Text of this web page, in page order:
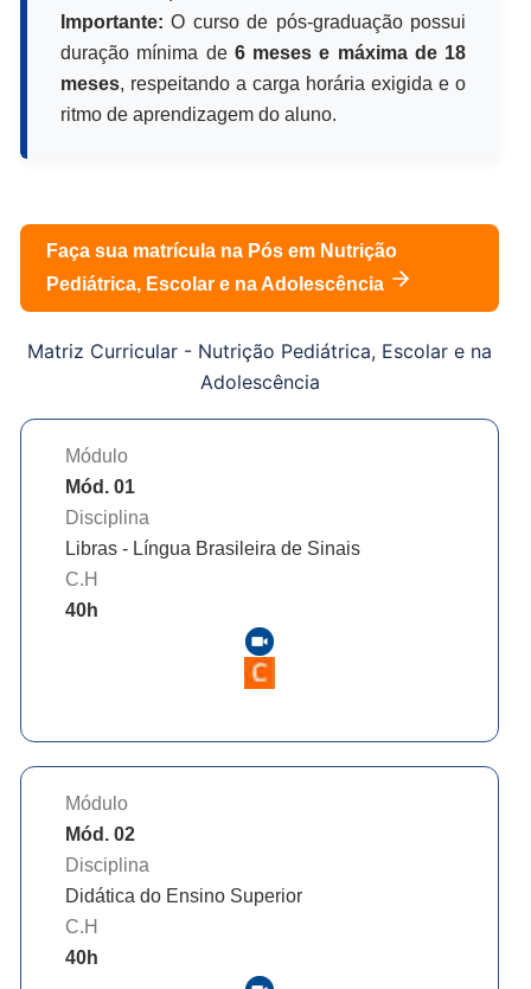
Importante: O curso de pós-graduação possui
duração mínima de 6 meses e máxima de 18
meses, respeitando a carga horária exigida e o
ritmo de aprendizagem do aluno.
Faça sua matrícula na Pós em Nutrição
Pediátrica, Escolar e na Adolescência
Matriz Curricular - Nutrição Pediátrica, Escolar e na
Adolescência
Módulo
Mód. 01
Disciplina
Libras - Língua Brasileira de Sinais
C.H
40h
Módulo
Mód. 02
Disciplina
Didática do Ensino Superior
C.H
40h